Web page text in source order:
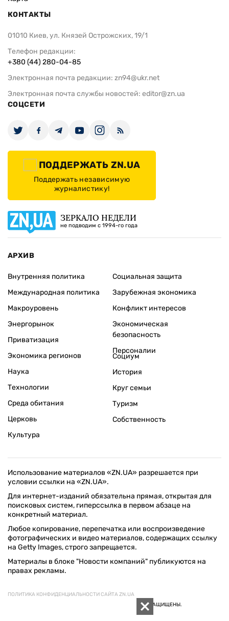
КОНТАКТЫ
01010 Киев, ул. Князей Острожских, 19/1
Телефон редакции:
+380 (44) 280-04-85
Электронная почта редакции: zn94@ukr.net
Электронная почта службы новостей: editor@zn.ua
СОЦСЕТИ
ПОДДЕРЖАТЬ ZN.UA
Поддержать независимую
журналистику!
ЗЕРКАЛО НЕДЕЛИ
не подводим с 1994-го года
АРХИВ
Внутренняя политика
Международная политика
Макроуровень
Энергорынок
Приватизация
Экономика регионов
Социальная защита
Зарубежная экономика
Конфликт интересов
Экономическая
безопасность
Персоналии
Наука
Технологии
Среда обитания
Церковь
Культура
Социум
История
Круг семьи
Туризм
Собственность
Использование материалов «ZN.UA» разрешается при
условии ссылки на «ZN.UA».
Для интернет-изданий обязательна прямая, открытая для
поисковых систем, гиперссылка в первом абзаце на
конкретный материал.
Любое копирование, перепечатка или воспроизведение
фотографических и видео материалов, содержащих ссылку
на Getty Images, строго запрещается.
Материалы в блоке "Новости компаний" публикуются на
правах рекламы.
ПОЛИТИКА КОНФИДЕНЦИАЛЬНОСТИ САЙТА ZN.UA
© 1994–2026 «ЗЕРКАЛО НЕДЕЛИ. УКРАИНА». ВСЕ ПРАВА ЗАЩИЩЕНЫ.